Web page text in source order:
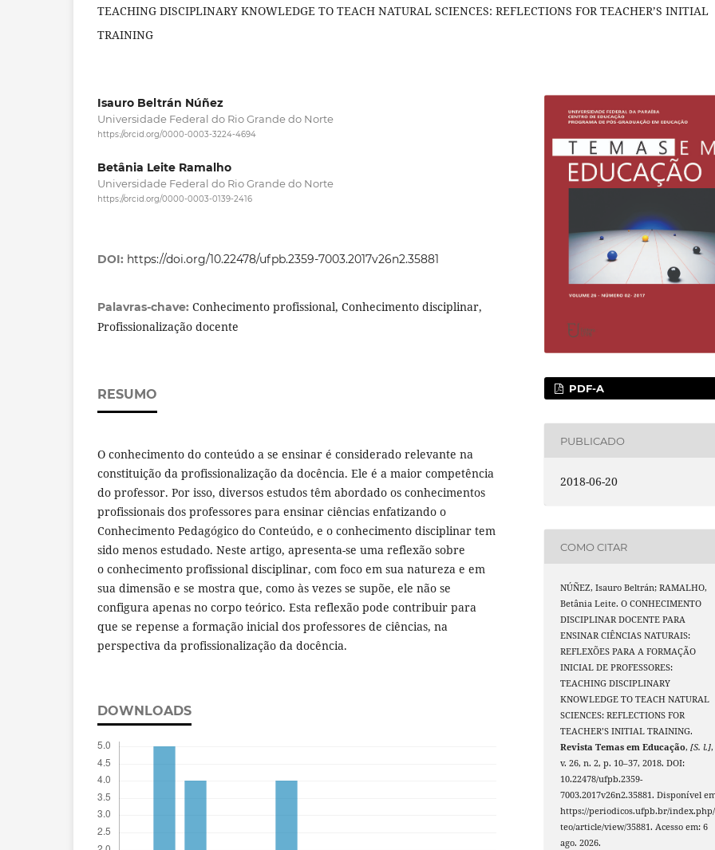
TEACHING DISCIPLINARY KNOWLEDGE TO TEACH NATURAL SCIENCES: REFLECTIONS FOR TEACHER’S INITIAL
TRAINING
Isauro Beltrán Núñez
Universidade Federal do Rio Grande do Norte
https://orcid.org/0000-0003-3224-4694
Betânia Leite Ramalho
Universidade Federal do Rio Grande do Norte
https://orcid.org/0000-0003-0139-2416
DOI: https://doi.org/10.22478/ufpb.2359-7003.2017v26n2.35881
Palavras-chave: Conhecimento profissional, Conhecimento disciplinar,
Profissionalização docente
RESUMO
O conhecimento do conteúdo a se ensinar é considerado relevante na
constituição da profissionalização da docência. Ele é a maior competência
do professor. Por isso, diversos estudos têm abordado os conhecimentos
profissionais dos professores para ensinar ciências enfatizando o
Conhecimento Pedagógico do Conteúdo, e o conhecimento disciplinar tem
sido menos estudado. Neste artigo, apresenta-se uma reflexão sobre
o conhecimento profissional disciplinar, com foco em sua natureza e em
sua dimensão e se mostra que, como às vezes se supõe, ele não se
configura apenas no corpo teórico. Esta reflexão pode contribuir para
que se repense a formação inicial dos professores de ciências, na
perspectiva da profissionalização da docência.
DOWNLOADS
PDF-A
PUBLICADO
2018-06-20
COMO CITAR
NÚÑEZ, Isauro Beltrán; RAMALHO,
Betânia Leite. O CONHECIMENTO
DISCIPLINAR DOCENTE PARA
ENSINAR CIÊNCIAS NATURAIS:
REFLEXÕES PARA A FORMAÇÃO
INICIAL DE PROFESSORES:
TEACHING DISCIPLINARY
KNOWLEDGE TO TEACH NATURAL
SCIENCES: REFLECTIONS FOR
TEACHER’S INITIAL TRAINING.
Revista Temas em Educação,[S. l.],
v. 26, n. 2, p. 10–37, 2018. DOI:
10.22478/ufpb.2359-
7003.2017v26n2.35881. Disponível
https://periodicos.ufpb.br/
teo/article/view/35881. Acesso em: 6
ago. 2026.